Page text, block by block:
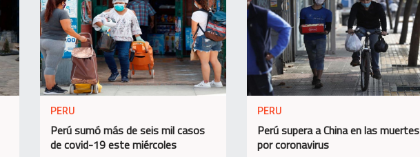
PERU
Perú sumó más de seis mil casos
de covid-19 este miércoles
PERU
Perú supera a China en las muertes
por coronavirus